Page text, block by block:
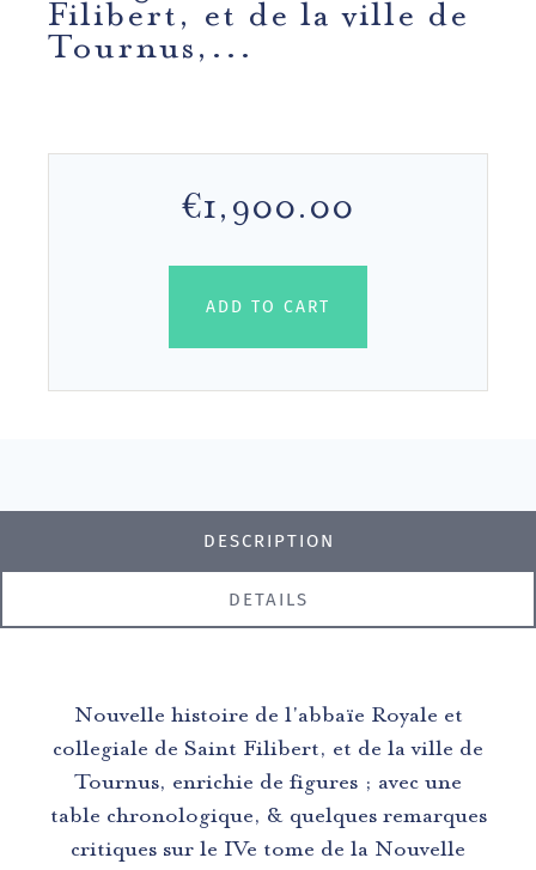
Filibert, et de la ville de
Tournus,...
€1,900.00
ADD TO CART
DESCRIPTION
DETAILS
Nouvelle histoire de l'abbaïe Royale et
collegiale de Saint Filibert, et de la ville de
Tournus, enrichie de figures ; avec une
table chronologique, & quelques remarques
critiques sur le IVe tome de la Nouvelle